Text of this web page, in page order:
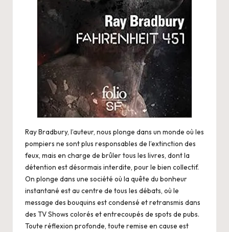
Ray Bradbury, l’auteur, nous plonge dans un monde où les
pompiers ne sont plus responsables de l’extinction des
feux, mais en charge de brûler tous les livres, dont la
détention est désormais interdite, pour le bien collectif.
On plonge dans une société où la quête du bonheur
instantané est au centre de tous les débats, où le
message des bouquins est condensé et retransmis dans
des TV Shows colorés et entrecoupés de spots de pubs.
Toute réflexion profonde, toute remise en cause est